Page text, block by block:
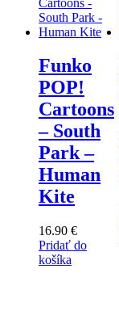
Funko
POP!
Cartoons
– South
Park –
Human
Kite
16.90 €
Pridať do
košíka